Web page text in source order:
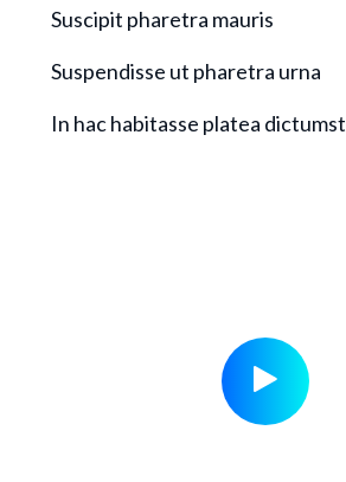
Suscipit pharetra mauris
Suspendisse ut pharetra urna
In hac habitasse platea dictumst